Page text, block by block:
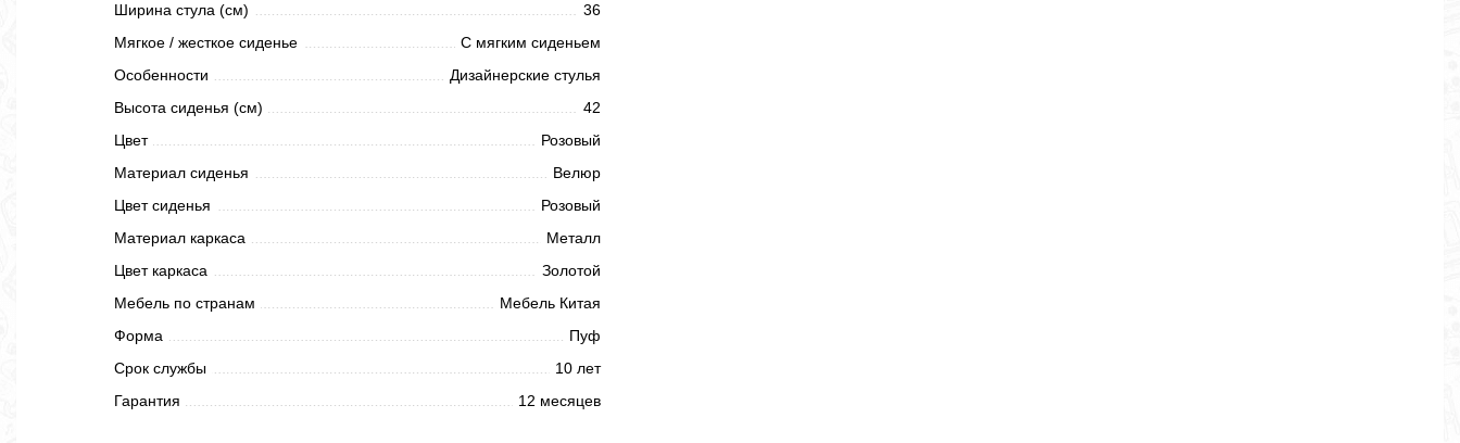
Ширина стула (см)
36
Мягкое / жесткое сиденье
С мягким сиденьем
Особенности
Дизайнерские стулья
Высота сиденья (см)
42
Цвет
Розовый
Материал сиденья
Велюр
Цвет сиденья
Розовый
Материал каркаса
Металл
Цвет каркаса
Золотой
Мебель по странам
Мебель Китая
Форма
Пуф
Срок службы
10 лет
Гарантия
12 месяцев